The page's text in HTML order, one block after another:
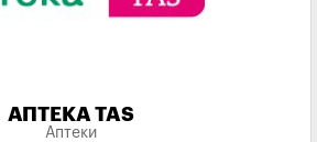
АПТЕКА TAS
Аптеки